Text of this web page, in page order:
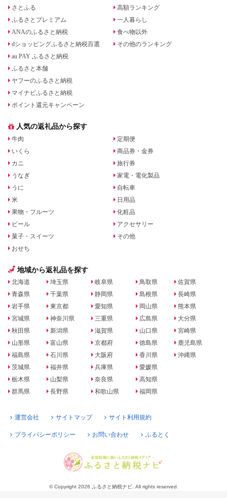
さとふる
ふるさとプレミアム
ANAのふるさと納税
dショッピングふるさと納税百選
au PAY ふるさと納税
ふるさと本舗
ヤフーのふるさと納税
マイナビふるさと納税
ポイント還元キャンペーン
高額ランキング
一人暮らし
食べ物以外
その他のランキング
人気の返礼品から探す
牛肉
いくら
カニ
うなぎ
うに
米
果物・フルーツ
ビール
菓子・スイーツ
おせち
定期便
商品券・金券
旅行券
家電・電化製品
自転車
日用品
化粧品
アクセサリー
その他
地域から返礼品を探す
北海道
青森県
岩手県
宮城県
秋田県
山形県
福島県
茨城県
栃木県
群馬県
埼玉県
千葉県
東京都
神奈川県
新潟県
富山県
石川県
福井県
山梨県
長野県
岐阜県
静岡県
愛知県
三重県
滋賀県
京都府
大阪府
兵庫県
奈良県
和歌山県
鳥取県
島根県
岡山県
広島県
山口県
徳島県
香川県
愛媛県
高知県
福岡県
佐賀県
長崎県
熊本県
大分県
宮崎県
鹿児島県
沖縄県
運営会社 サイトマップ サイト利用規約
プライバシーポリシー お問い合わせ ふるとく
© Copyright 2026 ふるさと納税ナビ. All rights reserved.